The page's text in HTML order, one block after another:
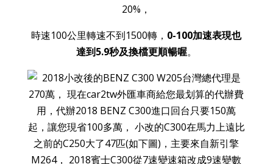
20%，
時速100公里轉速不到1500轉， 0-100加速表現也
達到5.9秒及換檔更順暢喔。